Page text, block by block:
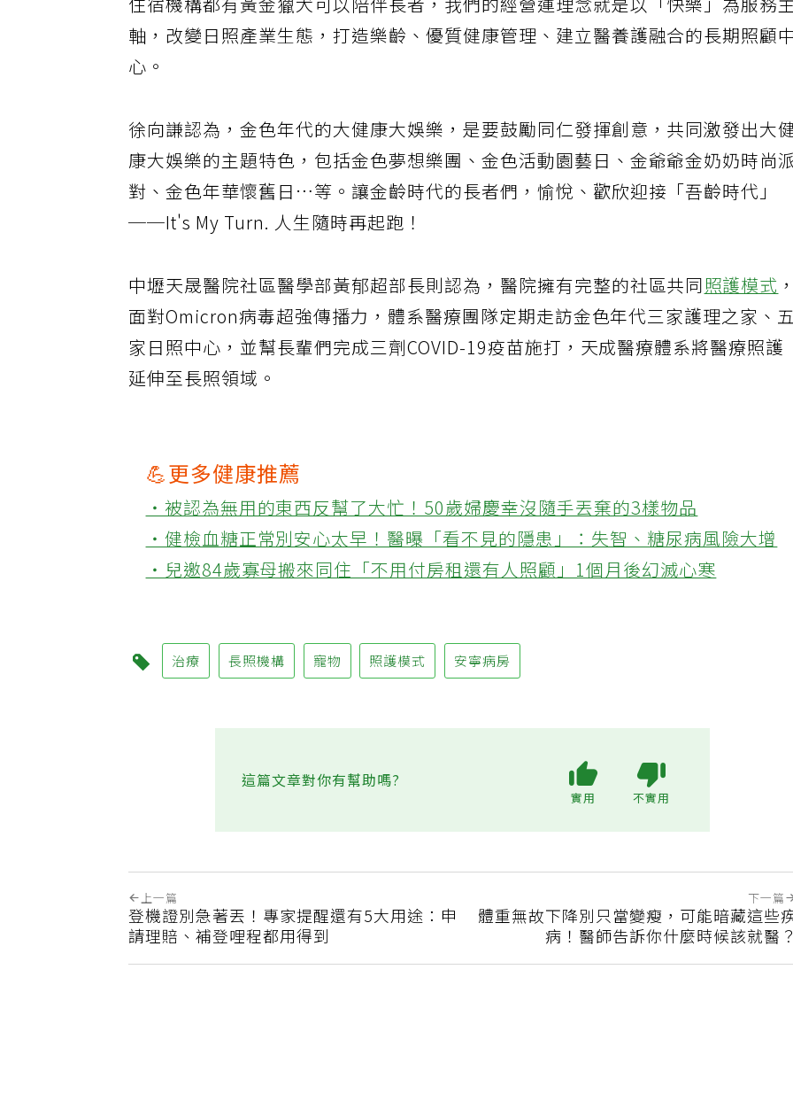
住宿機構都有黃金獵犬可以陪伴長者，我們的經營運理念就是以「快樂」為服務
軸，改變日照產業生態，打造樂齡、優質健康管理、建立醫養護融合的長期照顧
心。
徐向謙認為，金色年代的大健康大娛樂，是要鼓勵同仁發揮創意，共同激發出大
康大娛樂的主題特色，包括金色夢想樂團、金色活動園藝日、金爺爺金奶奶時尚
對、金色年華懷舊日…等。讓金齡時代的長者們，愉悅、歡欣迎接「吾齡時代」
──It's My Turn. 人生隨時再起跑！
中壢天晟醫院社區醫學部黃郁超部長則認為，醫院擁有完整的社區共同照護模式 ，
面對Omicron病毒超強傳播力，體系醫療團隊定期走訪金色年代三家護理之家、五
家日照中心，並幫長輩們完成三劑COVID-19疫苗施打，天成醫療體系將醫療照護
延伸至長照領域。
💪更多健康推薦
‧被認為無用的東西反幫了大忙！50歲婦慶幸沒隨手丟棄的3樣物品
‧健檢血糖正常別安心太早！醫曝「看不見的隱患」：失智、糖尿病風險大增
‧兒邀84歲寡母搬來同住「不用付房租還有人照顧」1個月後幻滅心寒
治療 長照機構 寵物 照護模式 安寧病房
這篇文章對你有幫助嗎?
上一篇
登機證別急著丟！專家提醒還有5大用途：申
請理賠、補登哩程都用得到
下一篇
體重無故下降別只當變瘦，可能暗藏這些
病！醫師告訴你什麼時候該就醫？